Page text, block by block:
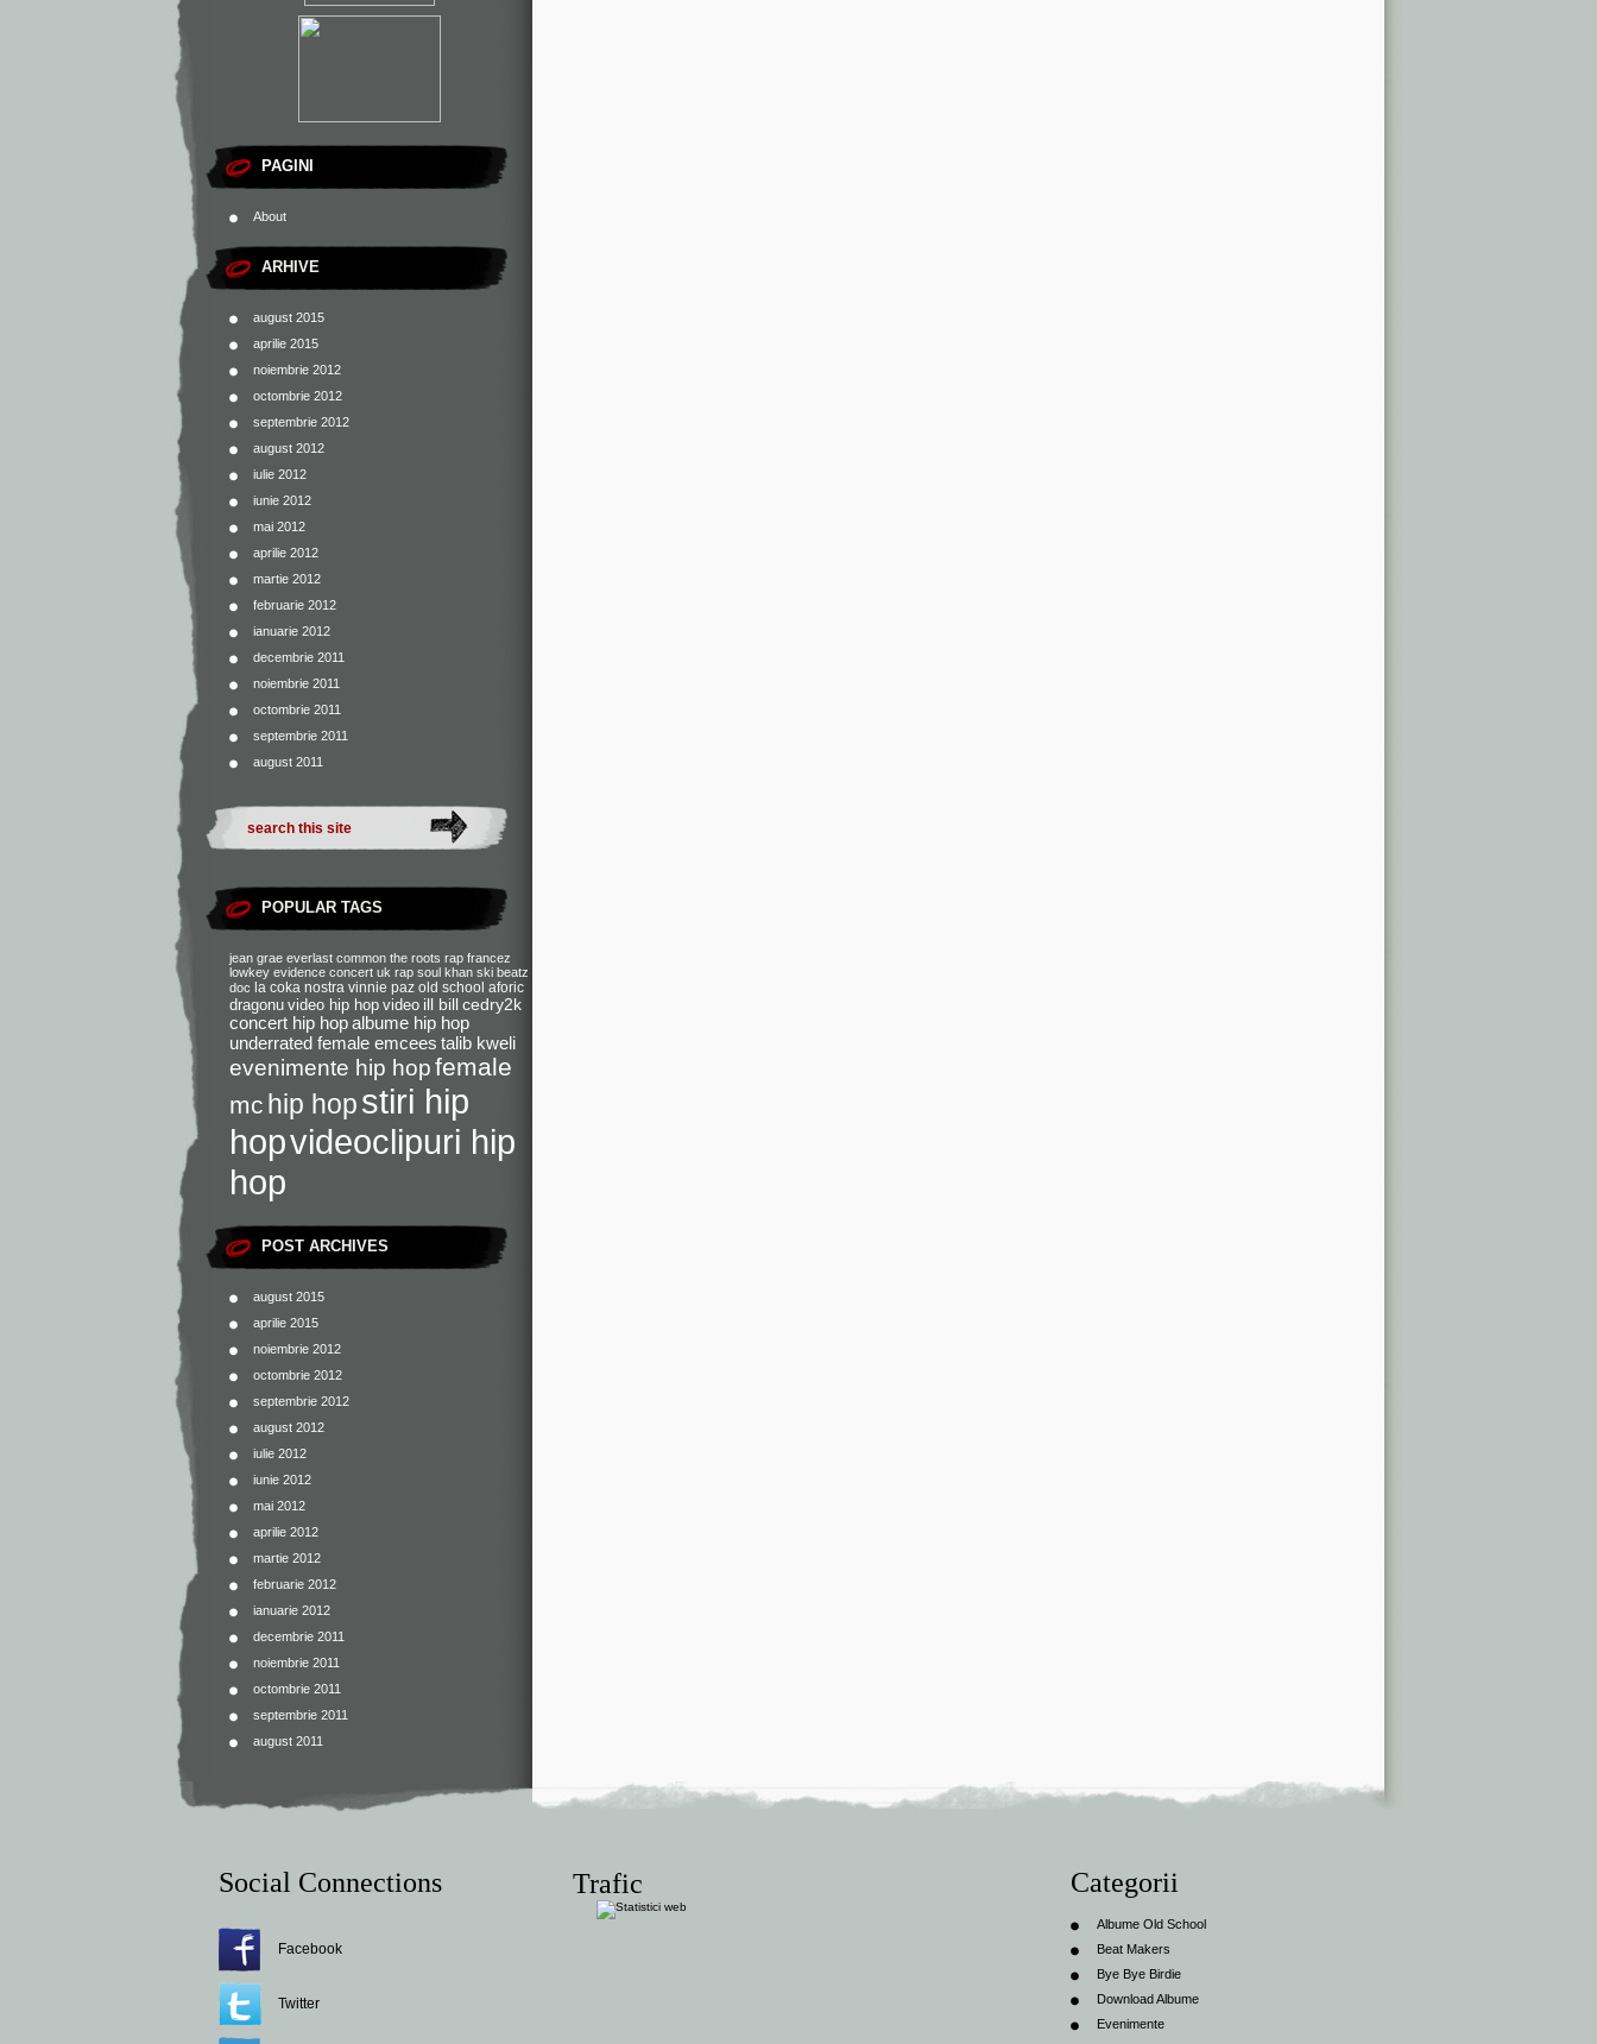
PAGINI
About
ARHIVE
august 2015
aprilie 2015
noiembrie 2012
octombrie 2012
septembrie 2012
august 2012
iulie 2012
iunie 2012
mai 2012
aprilie 2012
martie 2012
februarie 2012
ianuarie 2012
decembrie 2011
noiembrie 2011
octombrie 2011
septembrie 2011
august 2011
POPULAR TAGS
jean grae everlast common the roots rap francez
lowkey evidence concert uk rap soul khan ski beatz
doc la coka nostra vinnie paz old school aforic
dragonu video hip hop video ill bill cedry2k
concert hip hopalbume hip hop
underrated female emcees talib kweli
evenimente hip hopfemale
mc hip hopstiri hip
hopvideoclipuri hip
hop
POST ARCHIVES
august 2015
aprilie 2015
noiembrie 2012
octombrie 2012
septembrie 2012
august 2012
iulie 2012
iunie 2012
mai 2012
aprilie 2012
martie 2012
februarie 2012
ianuarie 2012
decembrie 2011
noiembrie 2011
octombrie 2011
septembrie 2011
august 2011
Social Connections
Facebook
Twitter
Trafic Categorii
Albume Old School
Beat Makers
Bye Bye Birdie
Download Albume
Evenimente